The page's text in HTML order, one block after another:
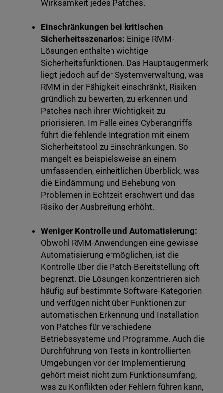
Wirksamkeit jedes Patches.
Einschränkungen bei kritischen
Sicherheitsszenarios: Einige RMM-
Lösungen enthalten wichtige
Sicherheitsfunktionen. Das Hauptaugenmerk
liegt jedoch auf der Systemverwaltung, was
RMM in der Fähigkeit einschränkt, Risiken
gründlich zu bewerten, zu erkennen und
Patches nach ihrer Wichtigkeit zu
priorisieren. Im Falle eines Cyberangriffs
führt die fehlende Integration mit einem
Sicherheitstool zu Einschränkungen. So
mangelt es beispielsweise an einem
umfassenden, einheitlichen Überblick, was
die Eindämmung und Behebung von
Problemen in Echtzeit erschwert und das
Risiko der Ausbreitung erhöht.
Weniger Kontrolle und Automatisierung:
Obwohl RMM-Anwendungen eine gewisse
Automatisierung ermöglichen, ist die
Kontrolle über die Patch-Bereitstellung oft
begrenzt. Die Lösungen konzentrieren sich
häufig auf bestimmte Software-Kategorien
und verfügen nicht über Funktionen zur
automatischen Erkennung und Installation
von Patches für verschiedene
Betriebssysteme und Programme. Auch die
Durchführung von Tests in kontrollierten
Umgebungen vor der Implementierung
gehört meist nicht zum Funktionsumfang,
was zu Konflikten oder Fehlern führen kann,